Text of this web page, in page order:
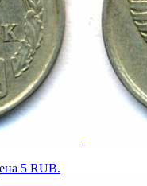
5 RUB.